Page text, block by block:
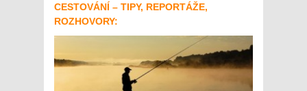
CESTOVÁNÍ – TIPY, REPORTÁŽE,
ROZHOVORY: